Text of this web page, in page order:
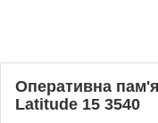
Оперативна
Latitude 15 3540